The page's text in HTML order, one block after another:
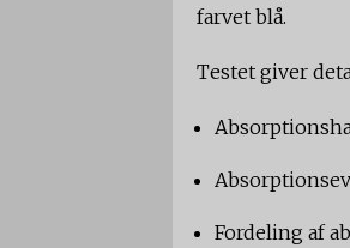
farvet blå.
Testet giver
Fordeling af